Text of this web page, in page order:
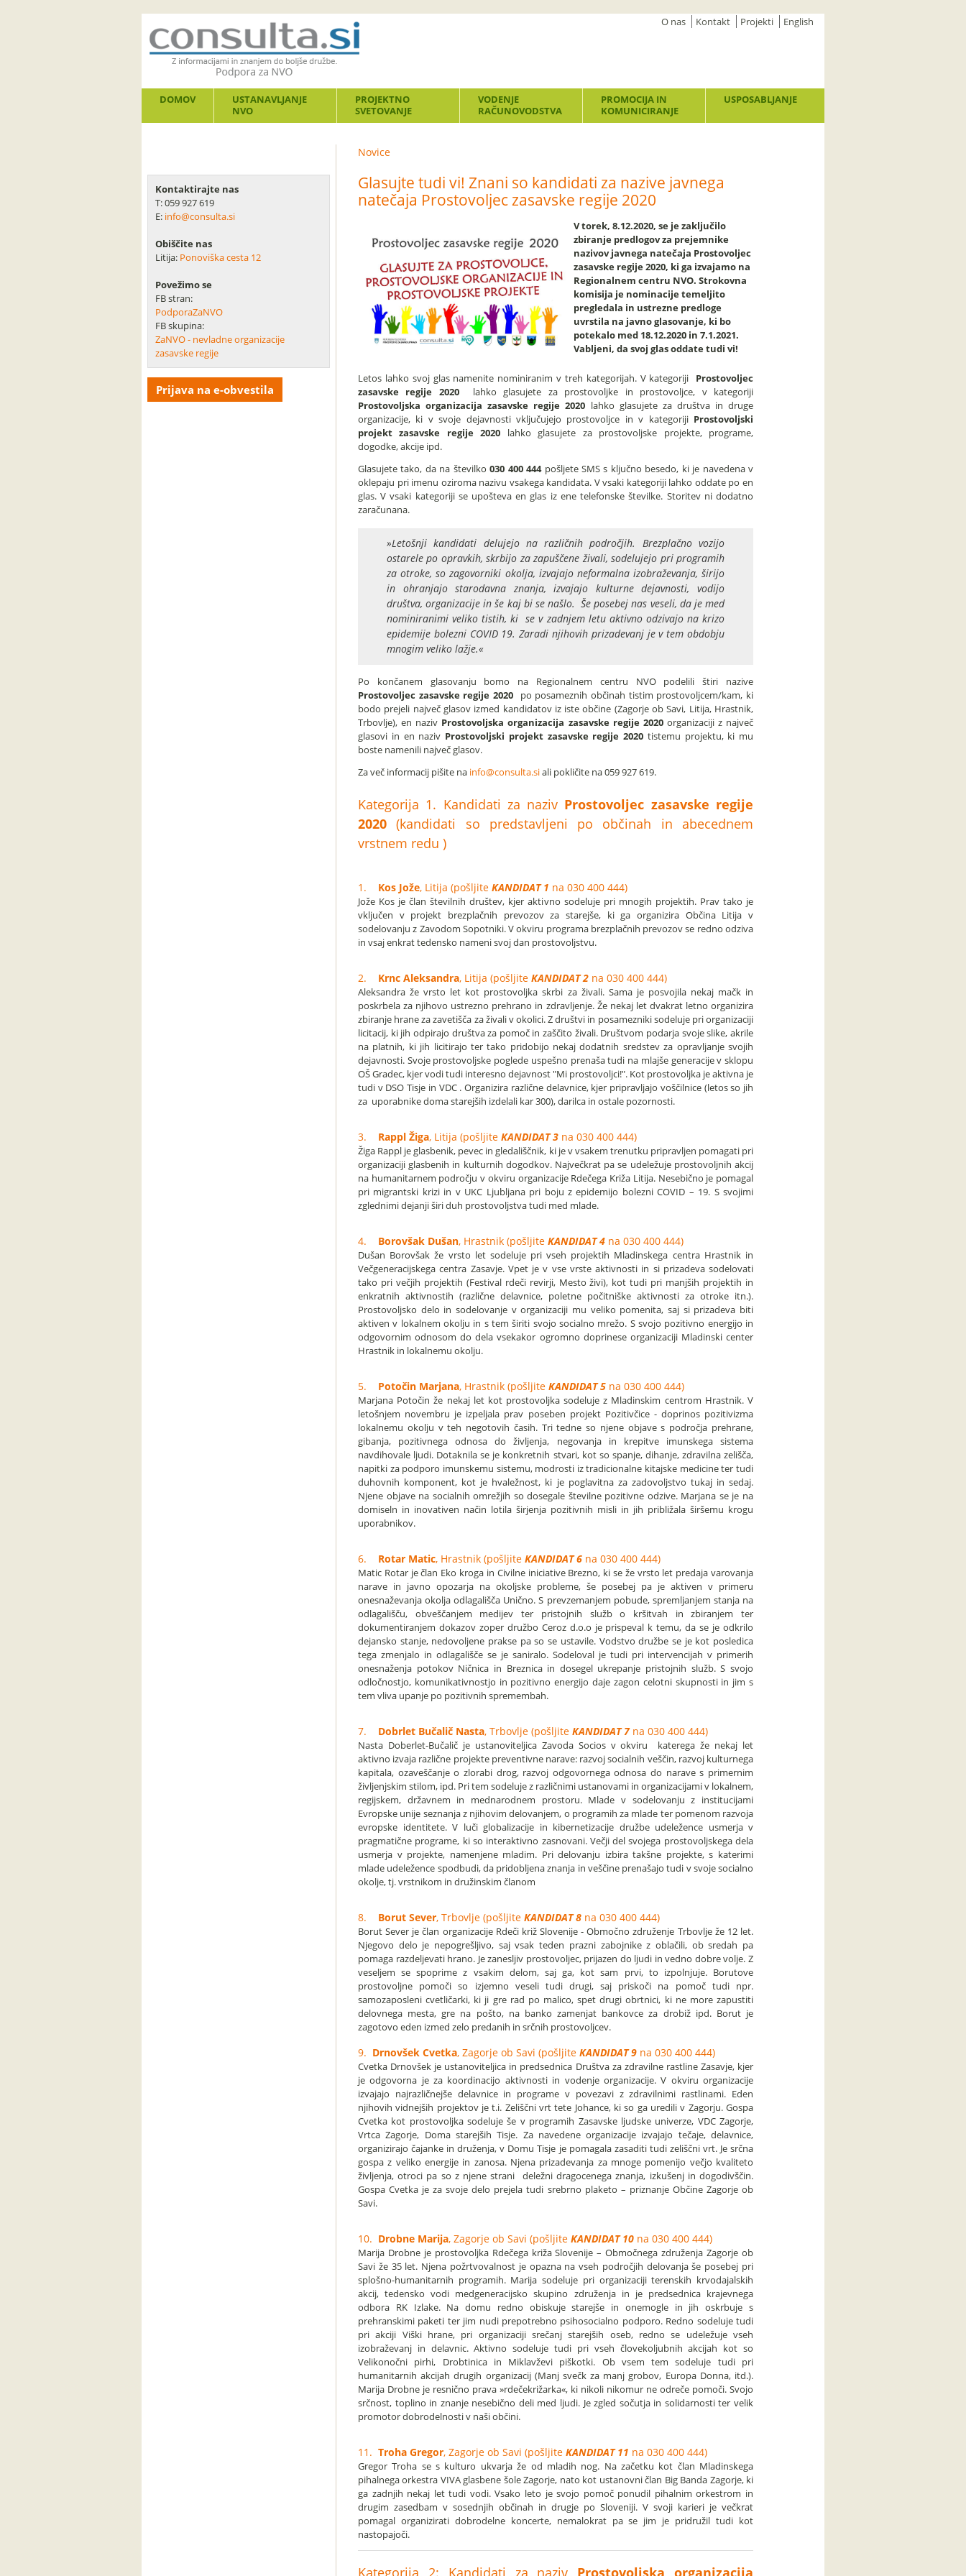
O nas Kontakt Projekti English
DOMOV
USTANAVLJANJE
NVO
PROJEKTNO
SVETOVANJE
VODENJE
RAČUNOVODSTVA
PROMOCIJA IN
KOMUNICIRANJE
USPOSABLJANJE
Kontaktirajte nas
T: 059 927 619
E: info@consulta.si
Obiščite nas
Litija: Ponoviška cesta 12
Povežimo se
FB stran:
PodporaZaNVO
FB skupina:
ZaNVO - nevladne organizacije
zasavske regije
Prijava na e-obvestila
Novice
Glasujte tudi vi! Znani so kandidati za nazive javnega
natečaja Prostovoljec zasavske regije 2020
V torek, 8.12.2020, se je zaključilo
zbiranje predlogov za prejemnike
nazivov javnega natečaja Prostovoljec
zasavske regije 2020, ki ga izvajamo na
Regionalnem centru NVO. Strokovna
komisija je nominacije temeljito
pregledala in ustrezne predloge
uvrstila na javno glasovanje, ki bo
potekalo med 18.12.2020 in 7.1.2021.
Vabljeni, da svoj glas oddate tudi vi!
Letos lahko svoj glas namenite nominiranim v treh kategorijah. V kategoriji Prostovoljec
zasavske regije 2020lahko glasujete za prostovoljke in prostovoljce, v kategoriji
Prostovoljska organizacija zasavske regije 2020 lahko glasujete za društva in druge
organizacije, ki v svoje dejavnosti vključujejo prostovoljce in v kategoriji Prostovoljski
projekt zasavske regije 2020 lahko glasujete za prostovoljske projekte, programe,
dogodke, akcije ipd.
Glasujete tako, da na številko030 400 444pošljete SMS s ključno besedo, ki je navedena v
oklepaju pri imenu oziroma nazivu vsakega kandidata. V vsaki kategoriji lahko oddate po en
glas. V vsaki kategoriji se upošteva en glas iz ene telefonske številke. Storitev ni dodatno
zaračunana.
»Letošnji kandidati delujejo na različnih področjih. Brezplačno vozijo
ostarele po opravkih, skrbijo za zapuščene živali, sodelujejo pri programih
za otroke, so zagovorniki okolja, izvajajo neformalna izobraževanja, širijo
in ohranjajo starodavna znanja, izvajajo kulturne dejavnosti, vodijo
društva, organizacije in še kaj bi se našlo. Še posebej nas veseli, da je med
nominiranimi veliko tistih, ki se v zadnjem letu aktivno odzivajo na krizo
epidemije bolezni COVID 19. Zaradi njihovih prizadevanj je v tem obdobju
mnogim veliko lažje.«
Po končanem glasovanju bomo na Regionalnem centru NVO podelili štiri nazive
Prostovoljec zasavske regije 2020 po posameznih občinah tistim prostovoljcem/kam, ki
bodo prejeli največ glasov izmed kandidatov iz iste občine (Zagorje ob Savi, Litija, Hrastnik,
Trbovlje), en naziv Prostovoljska organizacija zasavske regije 2020organizaciji z največ
glasovi in en naziv Prostovoljski projekt zasavske regije 2020 tistemu projektu, ki mu
boste namenili največ glasov.
Za več informacij pišite na info@consulta.siali pokličite na 059 927 619.
Kategorija 1. Kandidati za naziv Prostovoljec zasavske regije
2020 (kandidati so predstavljeni po občinah in abecednem
vrstnem redu )
1. Kos Jože, Litija (pošljite KANDIDAT 1 na 030 400 444)
Jože Kos je član številnih društev, kjer aktivno sodeluje pri mnogih projektih. Prav tako je
vključen v projekt brezplačnih prevozov za starejše, ki ga organizira Občina Litija v
sodelovanju z Zavodom Sopotniki. V okviru programa brezplačnih prevozov se redno odziva
in vsaj enkrat tedensko nameni svoj dan prostovoljstvu.
2. Krnc Aleksandra, Litija (pošljite KANDIDAT 2 na 030 400 444)
Aleksandra že vrsto let kot prostovoljka skrbi za živali. Sama je posvojila nekaj mačk in
poskrbela za njihovo ustrezno prehrano in zdravljenje. Že nekaj let dvakrat letno organizira
zbiranje hrane za zavetišča za živali v okolici. Z društvi in posamezniki sodeluje pri organizaciji
licitacij, ki jih odpirajo društva za pomoč in zaščito živali. Društvom podarja svoje slike, akrile
na platnih, ki jih licitirajo ter tako pridobijo nekaj dodatnih sredstev za opravljanje svojih
dejavnosti. Svoje prostovoljske poglede uspešno prenaša tudi na mlajše generacije v sklopu
OŠ Gradec, kjer vodi tudi interesno dejavnost "Mi prostovoljci!". Kot prostovoljka je aktivna je
tudi v DSO Tisje in VDC . Organizira različne delavnice, kjer pripravljajo voščilnice (letos so jih
za uporabnike doma starejših izdelali kar 300), darilca in ostale pozornosti.
3. Rappl Žiga, Litija (pošljite KANDIDAT 3 na 030 400 444)
Žiga Rappl je glasbenik, pevec in gledališčnik, ki je v vsakem trenutku pripravljen pomagati pri
organizaciji glasbenih in kulturnih dogodkov. Največkrat pa se udeležuje prostovoljnih akcij
na humanitarnem področju v okviru organizacije Rdečega Križa Litija. Nesebično je pomagal
pri migrantski krizi in v UKC Ljubljana pri boju z epidemijo bolezni COVID – 19. S svojimi
zglednimi dejanji širi duh prostovoljstva tudi med mlade.
4. Borovšak Dušan, Hrastnik (pošljite KANDIDAT 4 na 030 400 444)
Dušan Borovšak že vrsto let sodeluje pri vseh projektih Mladinskega centra Hrastnik in
Večgeneracijskega centra Zasavje. Vpet je v vse vrste aktivnosti in si prizadeva sodelovati
tako pri večjih projektih (Festival rdeči revirji, Mesto živi), kot tudi pri manjših projektih in
enkratnih aktivnostih (različne delavnice, poletne počitniške aktivnosti za otroke itn.).
Prostovoljsko delo in sodelovanje v organizaciji mu veliko pomenita, saj si prizadeva biti
aktiven v lokalnem okolju in s tem širiti svojo socialno mrežo. S svojo pozitivno energijo in
odgovornim odnosom do dela vsekakor ogromno doprinese organizaciji Mladinski center
Hrastnik in lokalnemu okolju.
5. Potočin Marjana, Hrastnik (pošljite KANDIDAT 5 na 030 400 444)
Marjana Potočin že nekaj let kot prostovoljka sodeluje z Mladinskim centrom Hrastnik. V
letošnjem novembru je izpeljala prav poseben projekt Pozitivčice - doprinos pozitivizma
lokalnemu okolju v teh negotovih časih. Tri tedne so njene objave s področja prehrane,
gibanja, pozitivnega odnosa do življenja, negovanja in krepitve imunskega sistema
navdihovale ljudi. Dotaknila se je konkretnih stvari, kot so spanje, dihanje, zdravilna zelišča,
napitki za podporo imunskemu sistemu, modrosti iz tradicionalne kitajske medicine ter tudi
duhovnih komponent, kot je hvaležnost, ki je poglavitna za zadovoljstvo tukaj in sedaj.
Njene objave na socialnih omrežjih so dosegale številne pozitivne odzive. Marjana se je na
domiseln in inovativen način lotila širjenja pozitivnih misli in jih približala širšemu krogu
uporabnikov.
6. Rotar Matic, Hrastnik (pošljite KANDIDAT 6 na 030 400 444)
Matic Rotar je član Eko kroga in Civilne iniciative Brezno, ki se že vrsto let predaja varovanja
narave in javno opozarja na okoljske probleme, še posebej pa je aktiven v primeru
onesnaževanja okolja odlagališča Unično. S prevzemanjem pobude, spremljanjem stanja na
odlagališču, obveščanjem medijev ter pristojnih služb o kršitvah in zbiranjem ter
dokumentiranjem dokazov zoper družbo Ceroz d.o.o je prispeval k temu, da se je odkrilo
dejansko stanje, nedovoljene prakse pa so se ustavile. Vodstvo družbe se je kot posledica
tega zmenjalo in odlagališče se je saniralo. Sodeloval je tudi pri intervencijah v primerih
onesnaženja potokov Ničnica in Breznica in dosegel ukrepanje pristojnih služb. S svojo
odločnostjo, komunikativnostjo in pozitivno energijo daje zagon celotni skupnosti in jim s
tem vliva upanje po pozitivnih spremembah.
7. Dobrlet Bučalič Nasta, Trbovlje (pošljite KANDIDAT 7na 030 400 444)
Nasta Doberlet-Bučalič je ustanoviteljica Zavoda Socios v okviru katerega že nekaj let
aktivno izvaja različne projekte preventivne narave: razvoj socialnih veščin, razvoj kulturnega
kapitala, ozaveščanje o zlorabi drog, razvoj odgovornega odnosa do narave s primernim
življenjskim stilom, ipd. Pri tem sodeluje z različnimi ustanovami in organizacijami v lokalnem,
regijskem, državnem in mednarodnem prostoru. Mlade v sodelovanju z institucijami
Evropske unije seznanja z njihovim delovanjem, o programih za mlade ter pomenom razvoja
evropske identitete. V luči globalizacije in kibernetizacije družbe udeležence usmerja v
pragmatične programe, ki so interaktivno zasnovani. Večji del svojega prostovoljskega dela
usmerja v projekte, namenjene mladim. Pri delovanju izbira takšne projekte, s katerimi
mlade udeležence spodbudi, da pridobljena znanja in veščine prenašajo tudi v svoje socialno
okolje, tj. vrstnikom in družinskim članom
8. Borut Sever, Trbovlje (pošljite KANDIDAT 8 na 030 400 444)
Borut Sever je član organizacije Rdeči križ Slovenije - Območno združenje Trbovlje že 12 let.
Njegovo delo je nepogrešljivo, saj vsak teden prazni zabojnike z oblačili, ob sredah pa
pomaga razdeljevati hrano. Je zanesljiv prostovoljec, prijazen do ljudi in vedno dobre volje. Z
veseljem se spoprime z vsakim delom, saj ga, kot sam prvi, to izpolnjuje. Borutove
prostovoljne pomoči so izjemno veseli tudi drugi, saj priskoči na pomoč tudi npr.
samozaposleni cvetličarki, ki ji gre rad po malico, spet drugi obrtnici, ki ne more zapustiti
delovnega mesta, gre na pošto, na banko zamenjat bankovce za drobiž ipd. Borut je
zagotovo eden izmed zelo predanih in srčnih prostovoljcev.
9. Drnovšek Cvetka, Zagorje ob Savi (pošljite KANDIDAT 9 na 030 400 444)
Cvetka Drnovšek je ustanoviteljica in predsednica Društva za zdravilne rastline Zasavje, kjer
je odgovorna je za koordinacijo aktivnosti in vodenje organizacije. V okviru organizacije
izvajajo najrazličnejše delavnice in programe v povezavi z zdravilnimi rastlinami. Eden
njihovih vidnejših projektov je t.i. Zeliščni vrt tete Johance, ki so ga uredili v Zagorju. Gospa
Cvetka kot prostovoljka sodeluje še v programih Zasavske ljudske univerze, VDC Zagorje,
Vrtca Zagorje, Doma starejših Tisje. Za navedene organizacije izvajajo tečaje, delavnice,
organizirajo čajanke in druženja, v Domu Tisje je pomagala zasaditi tudi zeliščni vrt. Je srčna
gospa z veliko energije in zanosa. Njena prizadevanja za mnoge pomenijo večjo kvaliteto
življenja, otroci pa so z njene strani deležni dragocenega znanja, izkušenj in dogodivščin.
Gospa Cvetka je za svoje delo prejela tudi srebrno plaketo – priznanje Občine Zagorje ob
Savi.
10. Drobne Marija, Zagorje ob Savi (pošljite KANDIDAT 10 na 030 400 444)
Marija Drobne je prostovoljka Rdečega križa Slovenije – Območnega združenja Zagorje ob
Savi že 35 let. Njena požrtvovalnost je opazna na vseh področjih delovanja še posebej pri
splošno-humanitarnih programih. Marija sodeluje pri organizaciji terenskih krvodajalskih
akcij, tedensko vodi medgeneracijsko skupino združenja in je predsednica krajevnega
odbora RK Izlake. Na domu redno obiskuje starejše in onemogle in jih oskrbuje s
prehranskimi paketi ter jim nudi prepotrebno psihosocialno podporo. Redno sodeluje tudi
pri akciji Viški hrane, pri organizaciji srečanj starejših oseb, redno se udeležuje vseh
izobraževanj in delavnic. Aktivno sodeluje tudi pri vseh človekoljubnih akcijah kot so
Velikonočni pirhi, Drobtinica in Miklavževi piškotki. Ob vsem tem sodeluje tudi pri
humanitarnih akcijah drugih organizacij (Manj svečk za manj grobov, Europa Donna, itd.).
Marija Drobne je resnično prava »rdečekrižarka«, ki nikoli nikomur ne odreče pomoči. Svojo
srčnost, toplino in znanje nesebično deli med ljudi. Je zgled sočutja in solidarnosti ter velik
promotor dobrodelnosti v naši občini.
11. Troha Gregor, Zagorje ob Savi (pošljite KANDIDAT 11 na 030 400 444)
Gregor Troha se s kulturo ukvarja že od mladih nog. Na začetku kot član Mladinskega
pihalnega orkestra VIVA glasbene šole Zagorje, nato kot ustanovni član Big Banda Zagorje, ki
ga zadnjih nekaj let tudi vodi. Vsako leto je svojo pomoč ponudil pihalnim orkestrom in
drugim zasedbam v sosednjih občinah in drugje po Sloveniji. V svoji karieri je večkrat
pomagal organizirati dobrodelne koncerte, nemalokrat pa se jim je pridružil tudi kot
nastopajoči.
Kategorija 2: Kandidati za naziv Prostovoljska organizacija